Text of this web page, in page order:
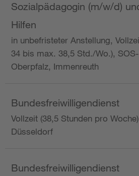
Sozialpädagogin (m/w/d)
Hilfen
in unbefristeter Anstellung,
34 bis max. 38,5 Std./Wo.),
Oberpfalz, Immenreuth
Bundesfreiwilligendienst
Vollzeit (38,5 Stunden pro
Düsseldorf
Bundesfreiwilligendienst